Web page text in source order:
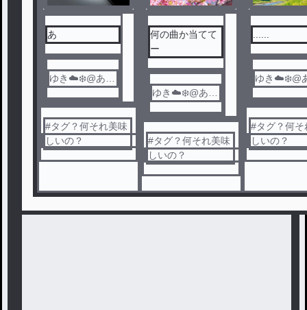
あ
ゆき☁️❄️@あま
#タグ？何それ美味
しいの？
何の曲か当てて
ー
ゆき☁️❄️@あま
#タグ？何それ美味
しいの？
ゆき☁️❄️@
#タグ？何そ
しいの？